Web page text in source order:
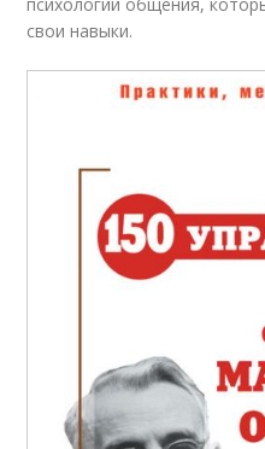
психологии общения,
свои навыки.